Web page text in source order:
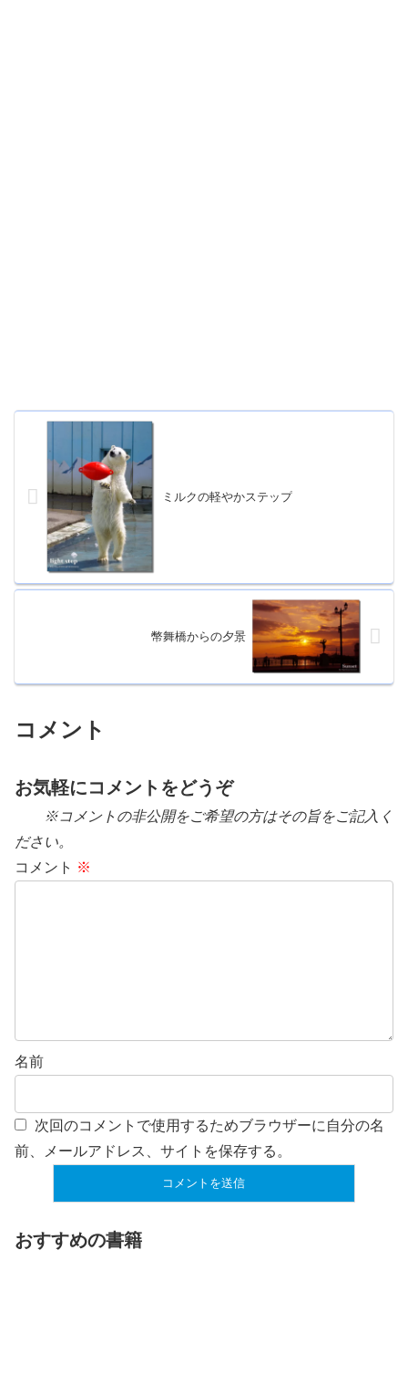
ミルクの軽やかステップ
幣舞橋からの夕景
コメント
お気軽にコメントをどうぞ
※コメントの非公開をご希望の方はその旨をご記入く
ださい。
コメント ※
名前
次回のコメントで使用するためブラウザーに自分の名
前、メールアドレス、サイトを保存する。
おすすめの書籍